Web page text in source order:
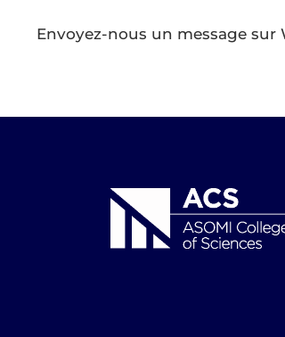
Envoyez-nous un message sur